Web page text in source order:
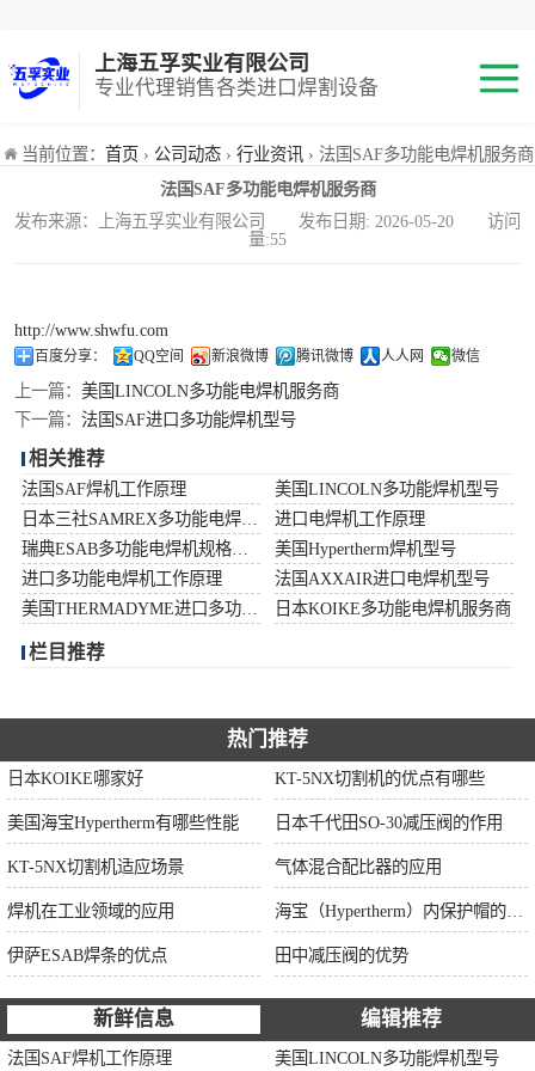
上海五孚实业有限公司
专业代理销售各类进口焊割设备
当前位置： 首页 › 公司动态 › 行业资讯 › 法国SAF多功能电焊机服务商
法国SAF多功能电焊机服务商
发布来源：上海五孚实业有限公司 发布日期: 2026-05-20 访问
量:55
http://www.shwfu.com
百度分享： QQ空间 新浪微博 腾讯微博 人人网 微信
上一篇： 美国LINCOLN多功能电焊机服务商
下一篇： 法国SAF进口多功能焊机型号
相关推荐
法国SAF焊机工作原理
美国LINCOLN多功能焊机型号
进口电焊机工作原理
美国Hypertherm焊机型号
进口多功能电焊机工作原理
法国AXXAIR进口电焊机型号
日本KOIKE多功能电焊机服务商
栏目推荐
热门推荐
日本KOIKE哪家好 KT-5NX切割机的优点有哪些
美国海宝Hypertherm有哪些性能 日本千代田SO-30减压阀的作用
KT-5NX切割机适应场景 气体混合配比器的应用
焊机在工业领域的应用
伊萨ESAB焊条的优点 田中减压阀的优势
新鲜信息 编辑推荐
法国SAF焊机工作原理 美国LINCOLN多功能焊机型号
焊机
切割机
小池划线嘴
气体混合配比器
海宝Hypertherm
减压阀
伊萨ESAB焊条
面罩